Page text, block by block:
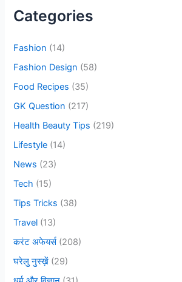
h
:
Categories
Fashion (14)
Fashion Design (58)
Food Recipes (35)
GK Question (217)
Health Beauty Tips (219)
Lifestyle (14)
News (23)
Tech (15)
Tips Tricks (38)
Travel (13)
करंट अफेयर्स(208)
घरेलु नुस्ख़ें (29)